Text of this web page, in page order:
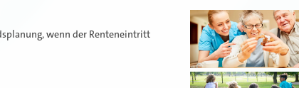
wenn der Renteneintritt